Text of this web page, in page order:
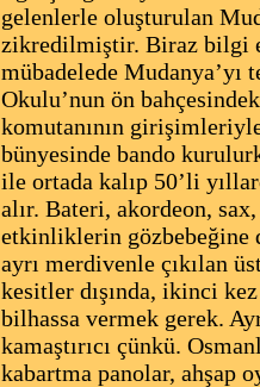
gelenlerle oluşturulan
zikredilmiştir. Biraz bilgi
mübadelede Mudanya’yı
Okulu’nun ön
komutanının
bünyesinde bando
ile ortada kalıp 50’li
alır. Bateri, akordeon,
etkinliklerin gözbebeğine
ayrı merdivenle çıkılan
kesitler dışında, ikinci
bilhassa vermek gerek.
kamaştırıcı çünkü.
kabartma panolar, ahşap